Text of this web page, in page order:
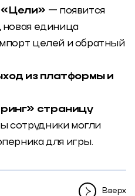
«Цели» — появится
новая единица
целей и обратный
из платформы и
страницу
сотрудники могли
для игры.
Вверх